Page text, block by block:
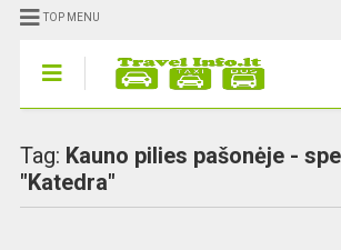
TOP MENU
Tag: Kauno pilies pašonėje -
"Katedra"